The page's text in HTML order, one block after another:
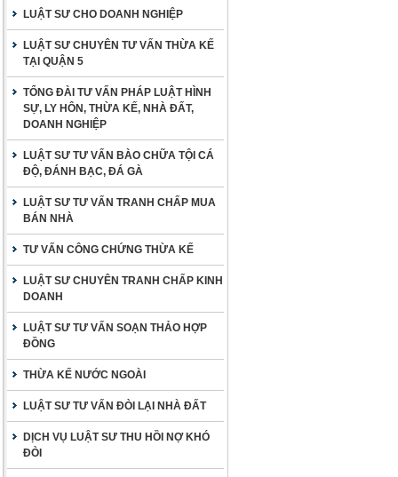
LUẬT SƯ CHO DOANH NGHIỆP
LUẬT SƯ CHUYÊN TƯ VẤN THỪA KẾ
TẠI QUẬN 5
TỔNG ĐÀI TƯ VẤN PHÁP LUẬT HÌNH
SỰ, LY HÔN, THỪA KẾ, NHÀ ĐẤT,
DOANH NGHIỆP
LUẬT SƯ TƯ VẤN BÀO CHỮA TỘI CÁ
ĐỘ, ĐÁNH BẠC, ĐÁ GÀ
LUẬT SƯ TƯ VẤN TRANH CHẤP MUA
BÁN NHÀ
TƯ VẤN CÔNG CHỨNG THỪA KẾ
LUẬT SƯ CHUYÊN TRANH CHẤP KINH
DOANH
LUẬT SƯ TƯ VẤN SOẠN THẢO HỢP
ĐỒNG
THỪA KẾ NƯỚC NGOÀI
LUẬT SƯ TƯ VẤN ĐÒI LẠI NHÀ ĐẤT
DỊCH VỤ LUẬT SƯ THU HỒI NỢ KHÓ
ĐÒI